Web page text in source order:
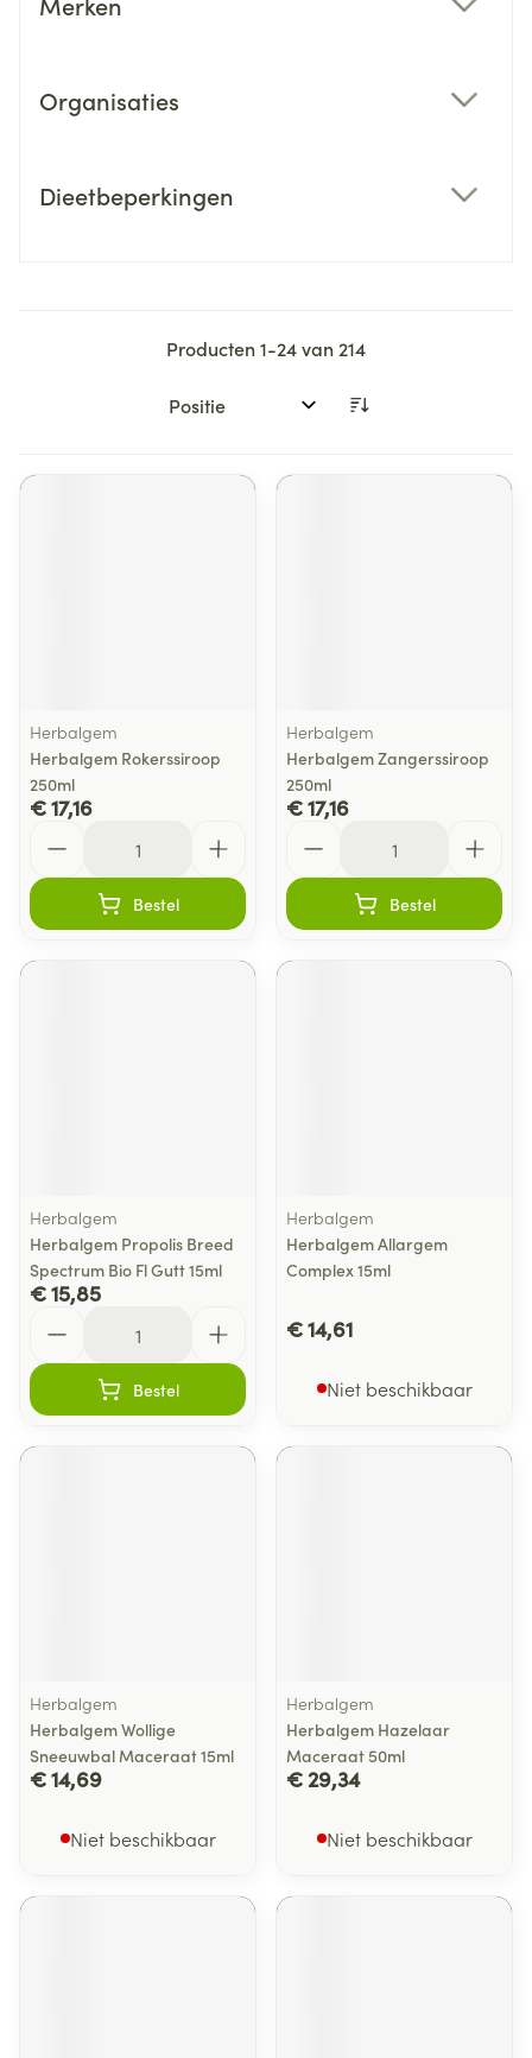
Organisaties
Dieetbeperkingen
Producten1-24van 214
Sorteer op:
Herbalgem
Herbalgem Rokerssiroop
250ml
€ 17,16
Bestel
Herbalgem
Herbalgem Zangerssiroop
250ml
€ 17,16
Bestel
Herbalgem
Herbalgem Propolis Breed
Spectrum Bio Fl Gutt 15ml
€ 15,85
Bestel
Herbalgem
Herbalgem Allargem
Complex 15ml
€ 14,61
Niet beschikbaar
Herbalgem
Herbalgem Wollige
Sneeuwbal Maceraat 15ml
€ 14,69
Niet beschikbaar
Herbalgem
Herbalgem Hazelaar
Maceraat 50ml
€ 29,34
Niet beschikbaar